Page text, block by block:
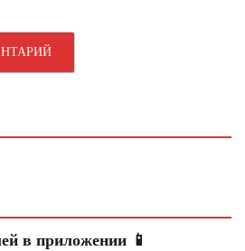
в приложении 📱